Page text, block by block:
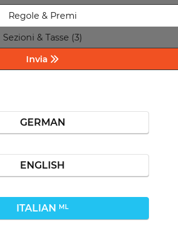
Regole & Premi
Sezioni & Tasse (3)
Invia
GERMAN
ENGLISH
ITALIAN ML